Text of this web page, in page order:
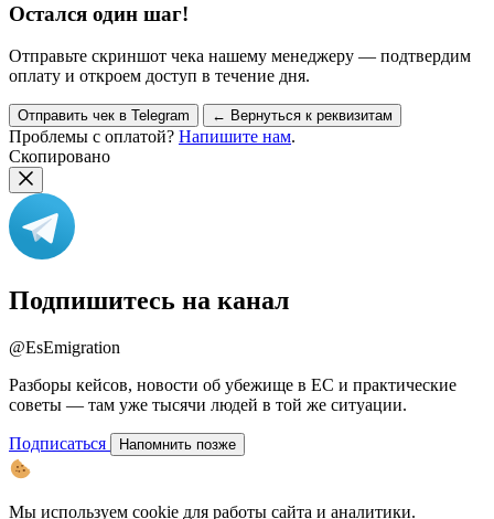
Остался один шаг!
Отправьте скриншот чека нашему менеджеру — подтвердим
оплату и откроем доступ в течение дня.
Отправить чек в Telegram ← Вернуться к реквизитам
Проблемы с оплатой? Напишите нам.
Скопировано
Подпишитесь на канал
@EsEmigration
Разборы кейсов, новости об убежище в ЕС и практические
советы — там уже тысячи людей в той же ситуации.
Подписаться Напомнить позже
Мы используем cookie для работы сайта и аналитики.